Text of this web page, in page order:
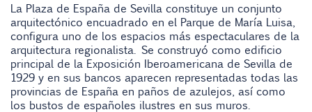
La Plaza de España de Sevilla constituye un conjunto
arquitectónico encuadrado en el Parque de María Luisa,
configura uno de los espacios más espectaculares de la
arquitectura regionalista. Se construyó como edificio
principal de la Exposición Iberoamericana de Sevilla de
1929 y en sus bancos aparecen representadas todas las
provincias de España en paños de azulejos, así como
los bustos de españoles ilustres en sus muros.